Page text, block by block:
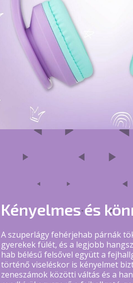
Kényelmes és
A szuperlágy fehérjehab párnák
gyerekek fülét, és a legjobb
hab bélésű felsővel együtt a
történő viseléskor is kényelmet
zeneszámok közötti váltás és a